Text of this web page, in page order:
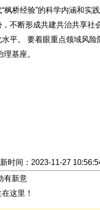
桥经验”的科学内涵和实
不断形成共建共治共享社
平。 要着眼重点领域风
基座。
时间：2023-11-27
有新意
这里！